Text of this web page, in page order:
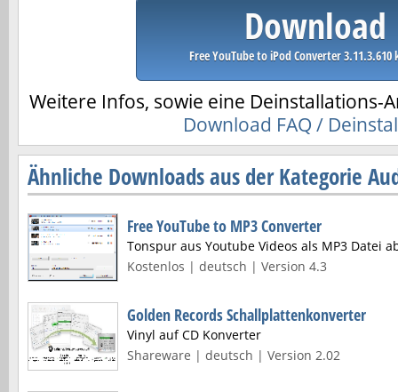
Download
Free YouTube to iPod Converter 3.11.3.610
Weitere Infos, sowie eine Deinstallations-
Download FAQ /
Ähnliche Downloads aus der Kategorie
Free YouTube to MP3 Converter
Tonspur aus Youtube Videos als MP3 Datei
Kostenlos | deutsch | Version 4.3
Golden Records Schallplattenkonverter
Vinyl auf CD Konverter
Shareware | deutsch | Version 2.02